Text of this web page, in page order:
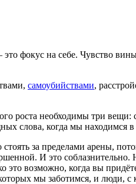
фокус на себе. Чувство
самоубийствами,
роста необходимы три
слова, когда мы находимся в
за пределами арены,
И это
это возможно, когда вы
мы заботимся, и люди, с